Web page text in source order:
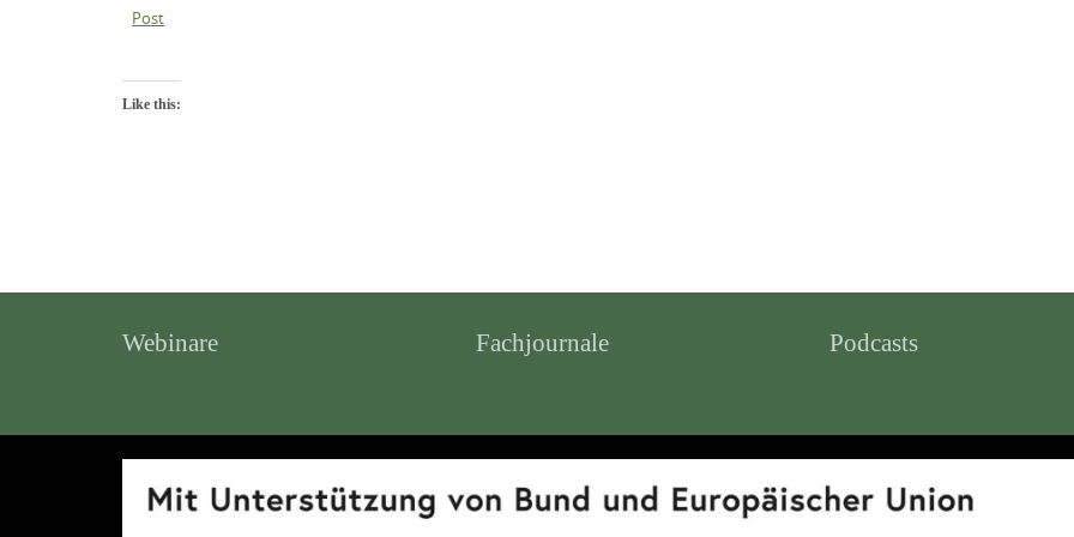
Post
Like this:
Webinare Fachjournale Podcasts